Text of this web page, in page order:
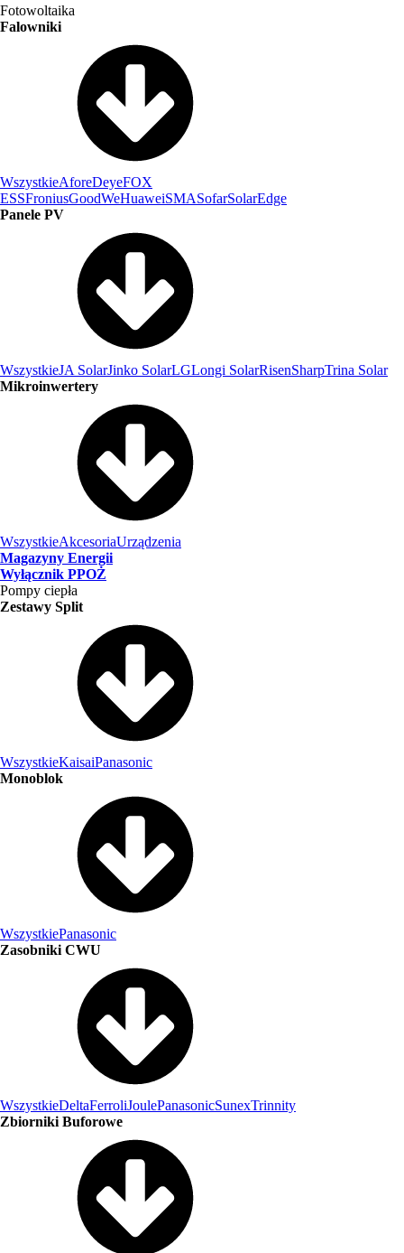
Fotowoltaika
Falowniki
WszystkieAforeDeyeFOX
ESSFroniusGoodWeHuaweiSMASofarSolarEdge
Panele PV
WszystkieJA SolarJinko SolarLGLongi SolarRisenSharpTrina Solar
Mikroinwertery
WszystkieAkcesoriaUrządzenia
Magazyny Energii
Wyłącznik PPOŻ
Pompy ciepła
Zestawy Split
WszystkieKaisaiPanasonic
Monoblok
WszystkiePanasonic
Zasobniki CWU
WszystkieDeltaFerroliJoulePanasonicSunexTrinnity
Zbiorniki Buforowe